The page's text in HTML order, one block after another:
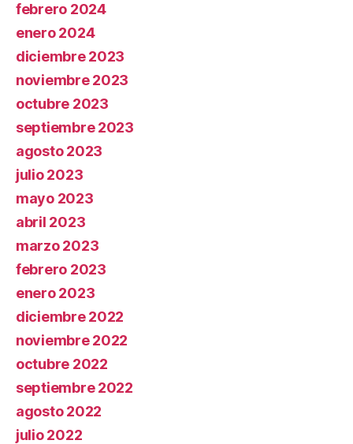
febrero 2024
enero 2024
diciembre 2023
noviembre 2023
octubre 2023
septiembre 2023
agosto 2023
julio 2023
mayo 2023
abril 2023
marzo 2023
febrero 2023
enero 2023
diciembre 2022
noviembre 2022
octubre 2022
septiembre 2022
agosto 2022
julio 2022